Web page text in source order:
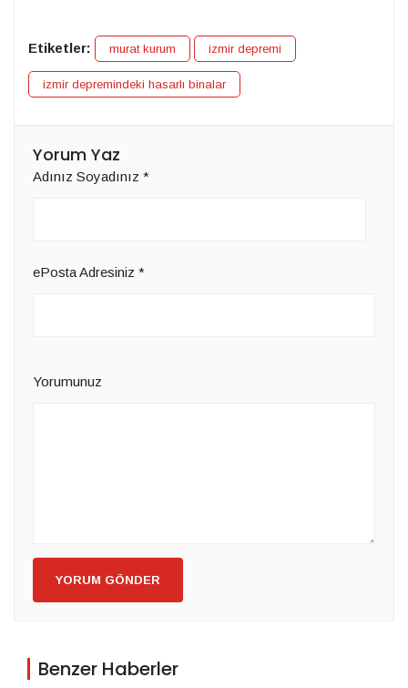
Etiketler: murat kurum izmir depremi
izmir depremindeki hasarlı binalar
Yorum Yaz
Adınız Soyadınız *
ePosta Adresiniz *
Yorumunuz
YORUM GÖNDER
Benzer Haberler